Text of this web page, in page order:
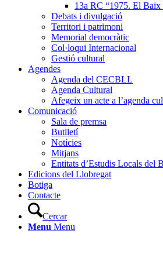
13a RC “1975. El Baix
Debats i divulgació
Territori i patrimoni
Memorial democràtic
Col·loqui Internacional
Gestió cultural
Agendes
Agenda del CECBLL
Agenda Cultural
Afegeix un acte a l’agenda
Comunicació
Sala de premsa
Butlletí
Notícies
Mitjans
Entitats d’Estudis Locals del
Edicions del Llobregat
Botiga
Contacte
Cercar
Menu Menu